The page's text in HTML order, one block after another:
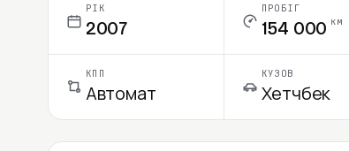
РІК
2007
ПРОБІГ
154 000 км
КПП
Автомат
КУЗОВ
Хетчбек